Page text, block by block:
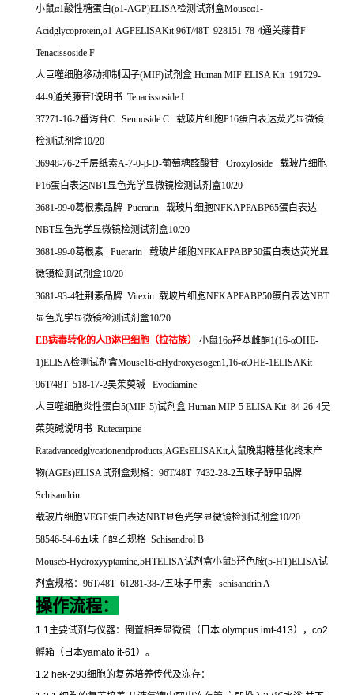
小鼠α1酸性糖蛋白(α1-AGP)ELISA检测试剂盒Mouseα1-
Acidglycoprotein,α1-AGPELISAKit 96T/48T 928151-78-4通关藤苷F
Tenacissoside F
人巨噬细胞移动抑制因子(MIF)试剂盒 Human MIF ELISA Kit 191729-
44-9通关藤苷I说明书 Tenacissoside I
37271-16-2番泻苷C Sennoside C 载玻片细胞P16蛋白表达荧光显微镜
检测试剂盒10/20
36948-76-2千层纸素A-7-0-β-D-葡萄糖醛酸苷 Oroxyloside 载玻片细胞
P16蛋白表达NBT显色光学显微镜检测试剂盒10/20
3681-99-0葛根素品牌 Puerarin 载玻片细胞NFKAPPABP65蛋白表达
NBT显色光学显微镜检测试剂盒10/20
3681-99-0葛根素 Puerarin 载玻片细胞NFKAPPABP50蛋白表达荧光显
微镜检测试剂盒10/20
3681-93-4牡荆素品牌 Vitexin 载玻片细胞NFKAPPABP50蛋白表达NBT
显色光学显微镜检测试剂盒10/20
EB病毒转化的人B淋巴细胞（拉祜族） 小鼠16α羟基雌酮 1(16-αOHE-
1)ELISA检测试剂盒Mouse16-αHydroxyesogen1,16-αOHE-1ELISAKit
96T/48T 518-17-2吴茱萸碱
Evodiamine
人巨噬细胞炎性蛋白5(MIP-5)试剂盒 Human MIP-5 ELISA Kit 84-26-4吴
茱萸碱说明书 Rutecarpine
Ratadvancedglycationendproducts,AGEsELISAKit大鼠晚期糖基化终末产
物(AGEs)ELISA试剂盒规格： 96T/48T 7432-28-2五味子醇甲品牌
Schisandrin
载玻片细胞VEGF蛋白表达NBT显色光学显微镜检测试剂盒10/20
58546-54-6五味子醇乙规格 Schisandrol B
Mouse5-Hydroxyyptamine,5HTELISA试剂盒小鼠5羟色胺(5-HT)ELISA试
剂盒规格： 96T/48T 61281-38-7五味子甲素 schisandrin A
操作流程：
1.1主要试剂与仪器：倒置相差显微镜（日本 olympus imt-413）， co2
孵箱（日本yamato it-61）。
1.2 hek-293细胞的复苏培养传代及冻存：